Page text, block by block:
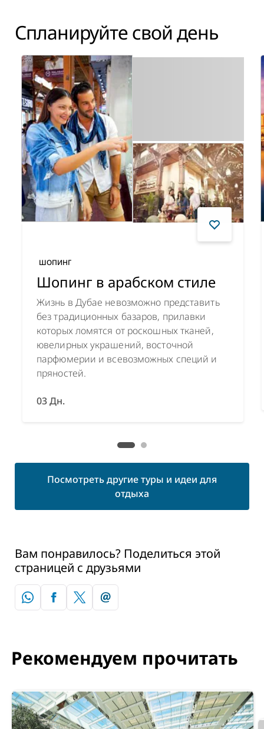
Спланируйте свой день
ШОПИНГ
Шопинг в арабском стиле
Жизнь в Дубае невозможно представить
без традиционных базаров, прилавки
которых ломятся от роскошных тканей,
ювелирных украшений, восточной
парфюмерии и всевозможных специй и
пряностей.
03 Дн.
Посмотреть другие туры и идеи для
отдыха
Вам понравилось? Поделиться этой
страницей с друзьями
Рекомендуем прочитать